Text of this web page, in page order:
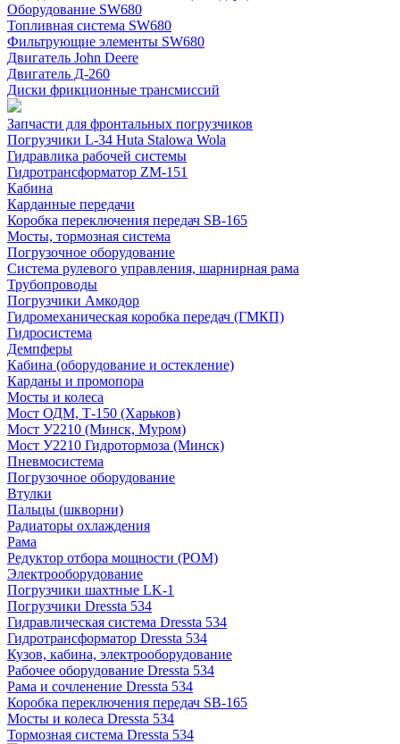
Оборудование SW680
Топливная система SW680
Фильтрующие элементы SW680
Двигатель John Deere
Двигатель Д-260
Диски фрикционные трансмиссий
Запчасти для фронтальных погрузчиков
Погрузчики L-34 Huta Stalowa Wola
Гидравлика рабочей системы
Гидротрансформатор ZM-151
Кабина
Карданные передачи
Коробка переключения передач SB-165
Мосты, тормозная система
Погрузочное оборудование
Система рулевого управления, шарнирная рама
Трубопроводы
Погрузчики Амкодор
Гидромеханическая коробка передач (ГМКП)
Гидросистема
Демпферы
Кабина (оборудование и остекление)
Карданы и промопора
Мосты и колеса
Мост ОДМ, Т-150 (Харьков)
Мост У2210 (Минск, Муром)
Мост У2210 Гидротормоза (Минск)
Пневмосистема
Погрузочное оборудование
Втулки
Пальцы (шкворни)
Радиаторы охлаждения
Рама
Редуктор отбора мощности (РОМ)
Электрооборудование
Погрузчики шахтные LK-1
Погрузчики Dressta 534
Гидравлическая система Dressta 534
Гидротрансформатор Dressta 534
Кузов, кабина, электрооборудование
Рабочее оборудование Dressta 534
Рама и сочленение Dressta 534
Коробка переключения передач SB-165
Мосты и колеса Dressta 534
Тормозная система Dressta 534